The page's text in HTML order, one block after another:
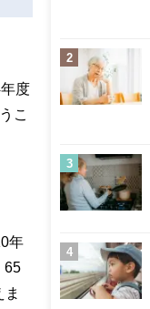
度
こ
年
65